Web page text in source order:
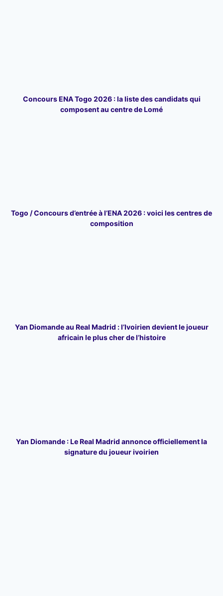
Concours ENA Togo 2026 : la liste des candidats qui
composent au centre de Lomé
Togo / Concours d’entrée à l’ENA 2026 : voici les centres de
composition
Yan Diomande au Real Madrid : l’Ivoirien devient le joueur
africain le plus cher de l’histoire
Yan Diomande : Le Real Madrid annonce officiellement la
signature du joueur ivoirien